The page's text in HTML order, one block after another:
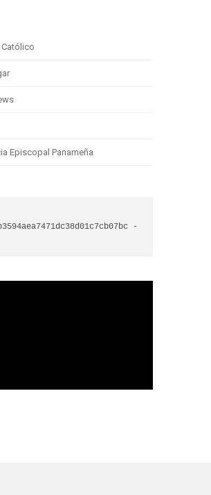
Episcopal Panameña
-